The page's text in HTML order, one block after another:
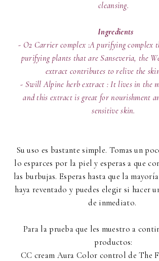
cleansing.
Ingredients
- O2 Carrier complex :A purifying complex
purifying plants that are Sanseveria, the
extract contributes to relive the
- Swill Alpine herb extract : It lives in the
and this extract is great for nourishment
sensitive skin.
Su uso es bastante simple. Tomas un
lo esparces por la piel y esperas a que
las burbujas. Esperas hasta que la
haya reventado y puedes elegir si hacer
de inmediato.
Para la prueba que les muestro a
productos:
CC cream Aura Color control de The